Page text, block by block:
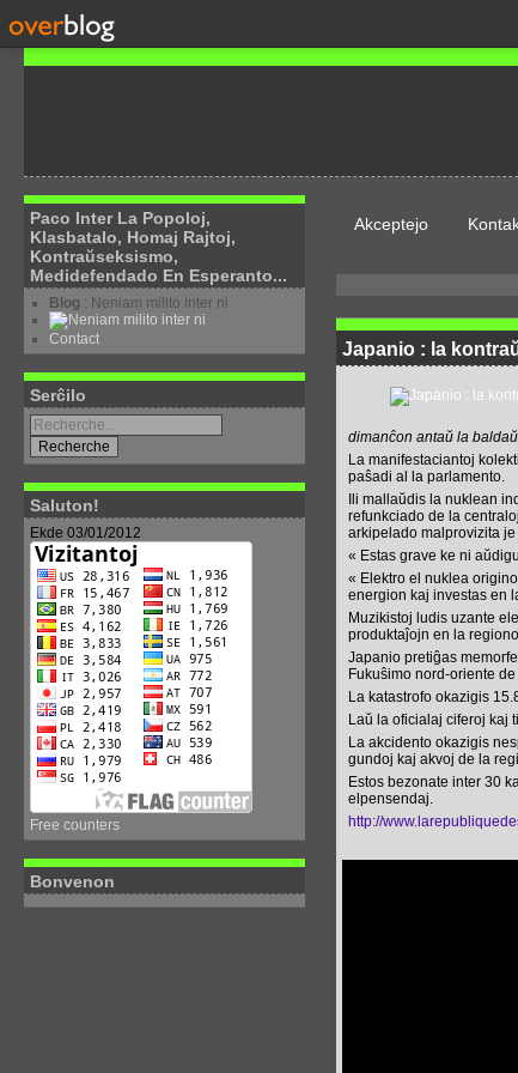
Paco Inter La Popoloj,
Klasbatalo, Homaj Rajtoj,
Kontraŭseksismo,
Medidefendado En Esperanto...
Blog : Neniam milito inter ni
Contact
Serĉilo
Saluton!
Ekde 03/01/2012
Free counters
Bonvenon
Akceptejo
Japanio : la
dimanĉon antaŭ la
La manifestaciantoj
paŝadi al la parlamento.
Ili mallaŭdis la nuklean
refunkciado de la
arkipelado malprovizita
« Estas grave ke ni
« Elektro el nuklea
energion kaj investas en
Muzikistoj ludis uzante
produktaĵojn en la
Japanio pretiĝas
Fukuŝimo nord-oriente
La katastrofo okazigis
Laŭ la oficialaj ciferoj kaj
La akcidento okazigis
gundoj kaj akvoj de la
Estos bezonate inter 30
elpensendaj.
http://